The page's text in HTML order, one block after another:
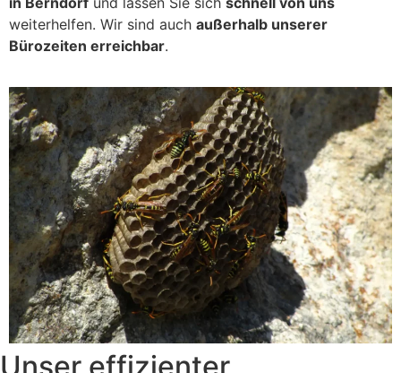
weiterhelfen. Wir sind auch außerhalb unserer
Bürozeiten erreichbar.